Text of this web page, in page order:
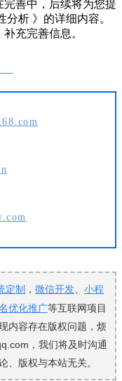
善中，后续将为您提
析 》的详细内容。
充完善信息。
定制 ，微信开发、小程
优化推广等互联网项目
内容存在版权问题，烦
，我们将及时沟通
、版权与本站无关。